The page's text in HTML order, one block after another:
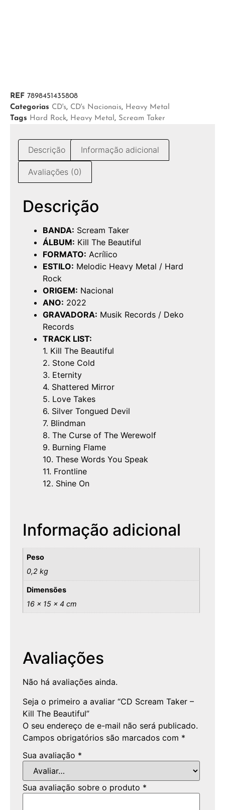
REF 7898451435808
Categorias CD's, CD's Nacionais, Heavy Metal
Tags Hard Rock, Heavy Metal , Scream Taker
Descrição Informação adicional
Avaliações (0)
Descrição
BANDA: Scream Taker
ÁLBUM: Kill The Beautiful
FORMATO: Acrílico
ESTILO: Melodic Heavy Metal / Hard
Rock
ORIGEM: Nacional
ANO: 2022
GRAVADORA: Musik Records / Deko
Records
TRACK LIST:
1. Kill The Beautiful
2. Stone Cold
3. Eternity
4. Shattered Mirror
5. Love Takes
6. Silver Tongued Devil
7. Blindman
8. The Curse of The Werewolf
9. Burning Flame
10. These Words You Speak
11. Frontline
12. Shine On
Informação adicional
Peso
0,2 kg
Dimensões
16 × 15 × 4 cm
Avaliações
Não há avaliações ainda.
Seja o primeiro a avaliar “CD Scream Taker –
Kill The Beautiful”
O seu endereço de e-mail não será publicado.
Campos obrigatórios são marcados com *
Sua avaliação *
Sua avaliação sobre o produto *